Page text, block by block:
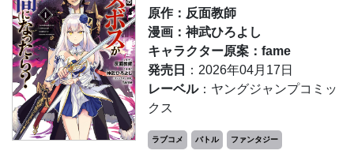
原作：反面教師
漫画：神武ひろよし
キャラクター原案：fame
発売日
：2026年04月17日
レーベル：ヤングジャンプコミッ
クス
ラブコメ バトル ファンタジー